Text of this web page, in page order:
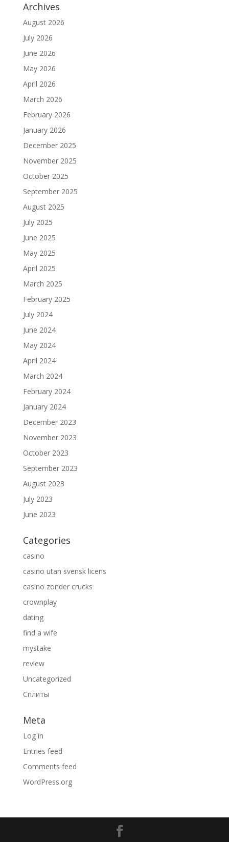
Archives
August 2026
July 2026
June 2026
May 2026
April 2026
March 2026
February 2026
January 2026
December 2025
November 2025
October 2025
September 2025
August 2025
July 2025
June 2025
May 2025
April 2025
March 2025
February 2025
July 2024
June 2024
May 2024
April 2024
March 2024
February 2024
January 2024
December 2023
November 2023
October 2023
September 2023
August 2023
July 2023
June 2023
Categories
casino
casino utan svensk licens
casino zonder crucks
crownplay
dating
find a wife
mystake
review
Uncategorized
Сплиты
Meta
Log in
Entries feed
Comments feed
WordPress.org